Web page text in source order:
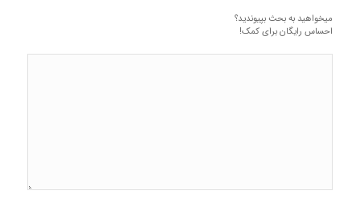
میخواهید به بحث بپیوندید؟
احساس رایگان برای کمک!